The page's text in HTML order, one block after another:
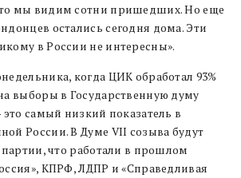
мы видим сотни пришедших. Но еще
остались сегодня дома. Эти
в России не интересны».
когда ЦИК обработал 93%
выборы в Государственную думу
это самый низкий показатель в
России. В Думе VII созыва будут
партии, что работали в прошлом
КПРФ, ЛДПР и «Справедливая